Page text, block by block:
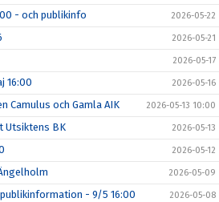
- och publikinfo 2026-05-22
2026-05-21
2026-05-17
16:00 2026-05-16
Camulus och Gamla AIK 2026-05-13 10:00
Utsiktens BK 2026-05-13
2026-05-12
2026-05-09
- 9/5 16:00 2026-05-08